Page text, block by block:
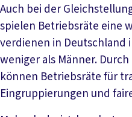
Auch bei der
spielen Betriebsräte eine
verdienen in
weniger als Männer.
können Betriebsräte für
Eingruppierungen und